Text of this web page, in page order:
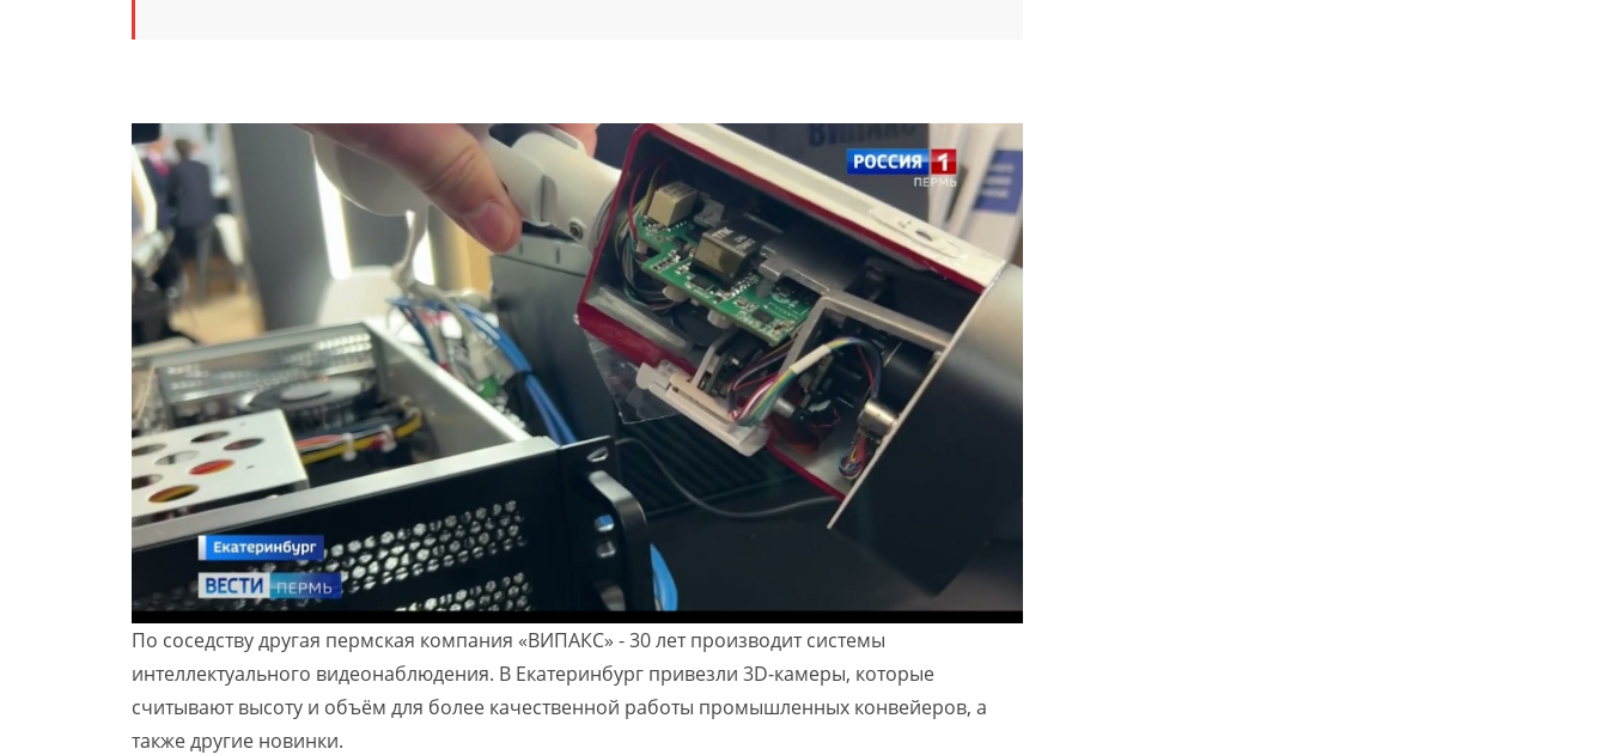
По соседству другая пермская компания «ВИПАКС» - 30 лет производит системы
интеллектуального видеонаблюдения. В Екатеринбург привезли 3D-камеры, которые
считывают высоту и объём для более качественной работы промышленных конвейеров, а
также другие новинки.